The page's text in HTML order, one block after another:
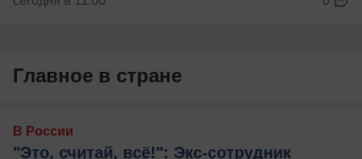
Главное в стране
В России
"Это, считай, всё!": Экс-сотрудник